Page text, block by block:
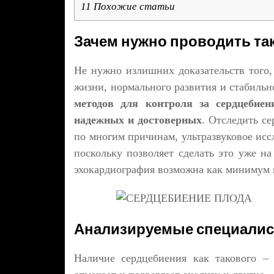
11 Похожие статьи
Зачем нужно проводить
Не нужно излишних доказательств
жизни, нормального развития и
методов для контроля за
надежных и достоверных. Отследить
по многим причинам, ультразвуковое
поскольку позволяет сделать это уже
эхокардиография возможна как минимум
Анализируемые
Наличие сердцебиения как такового